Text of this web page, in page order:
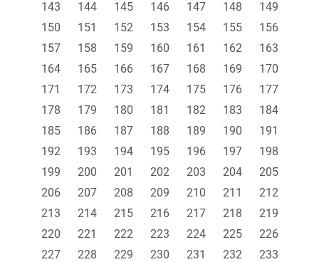
143
144 145 146 147 148
149
150
151 152 153 154 155
156
157
158 159 160 161 162
163
164
165 166 167 168 169
170
171
172 173 174 175 176
177
178
179 180 181 182 183
184
185
186 187 188 189 190
191
192
193 194 195 196 197
198
199
200 201 202 203 204
205
206
207 208 209 210 211
212
213
214 215 216 217 218
219
220
221 222 223 224 225
226
227
228 229 230 231 232
233